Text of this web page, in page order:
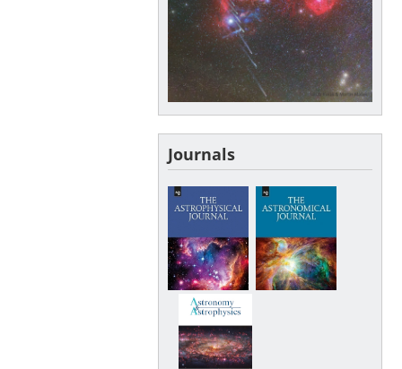
Journals